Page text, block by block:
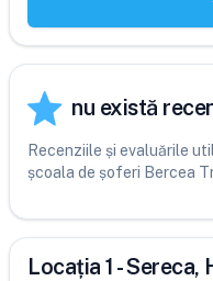
nu există
Recenziile și evaluările
școala de șoferi Bercea
Locația 1 - Sereca,